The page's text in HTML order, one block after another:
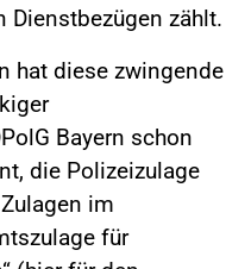
Dienstbezügen zählt.
hat diese zwingende
Bayern schon
die Polizeizulage
im
für